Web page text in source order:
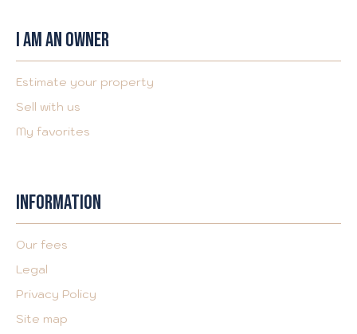
I AM AN OWNER
Estimate your property
Sell with us
My favorites
INFORMATION
Our fees
Legal
Privacy Policy
Site map